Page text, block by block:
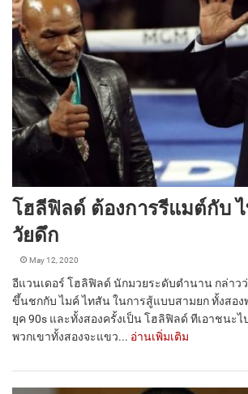
โฮลีฟิลด์ ต้องการรีแมต์กับ
วัยดึก
May 12, 2020
อีแวนเดอร์ โฮลิฟิลด์ นักมวยระดับตำนาน กล่าว
ขึ้นชกกับ ไมค์ ไทสัน ในการสู้แบบสามยก ทั้งสอง
ยุค 90s และทั้งสองครั้งเป็น โฮลิฟิลด์ ทีเอาชนะ
พวกเขาทั้งสองจะแขว... อ่านเพิ่มเติม